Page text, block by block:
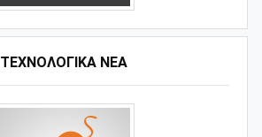
ΤΕΧΝΟΛΟΓΙΚΑ ΝΕΑ